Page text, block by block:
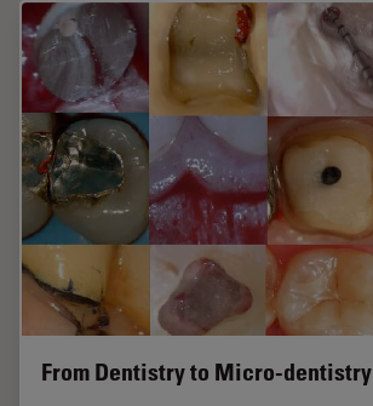
From Dentistry to Micro-dentistry